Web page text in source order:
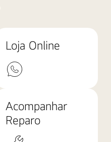
Loja Online
Acompanhar
Reparo